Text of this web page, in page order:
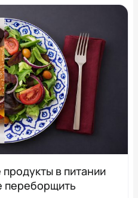
в питании
переборщить